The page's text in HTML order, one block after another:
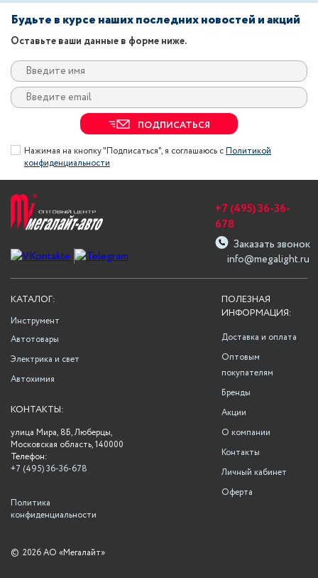
Будьте в курсе наших последних новостей и акций
Оставьте ваши данные в форме ниже.
ПОДПИСАТЬСЯ
Нажимая на кнопку "Подписаться", я соглашаюсь сПолитикой
конфиденциальности
info@megalight.ru
+7 (495) 36-36-
678
Заказать звонок
ПОЛЕЗНАЯ
ИНФОРМАЦИЯ:
Доставка и оплата
Оптовым
покупателям
Бренды
Акции
О компании
Контакты
Личный кабинет
Оферта
КАТАЛОГ:
Инструмент
Автотовары
Электрика и свет
Автохимия
КОНТАКТЫ:
улица Мира, 8Б, Люберцы,
Московская область, 140000
Телефон:
+7 (495) 36-36-678
Политика
конфиденциальности
© 2026 АО «Мегалайт»